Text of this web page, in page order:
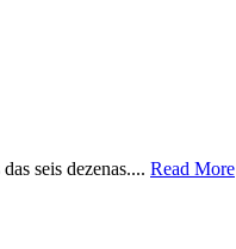
seis dezenas.... Read More